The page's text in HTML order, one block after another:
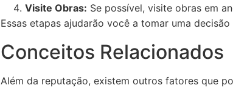
Visite Obras: Se possível, visite obras em
Essas etapas ajudarão você a tomar uma
Conceitos Relacionados
Além da reputação, existem outros fatores que